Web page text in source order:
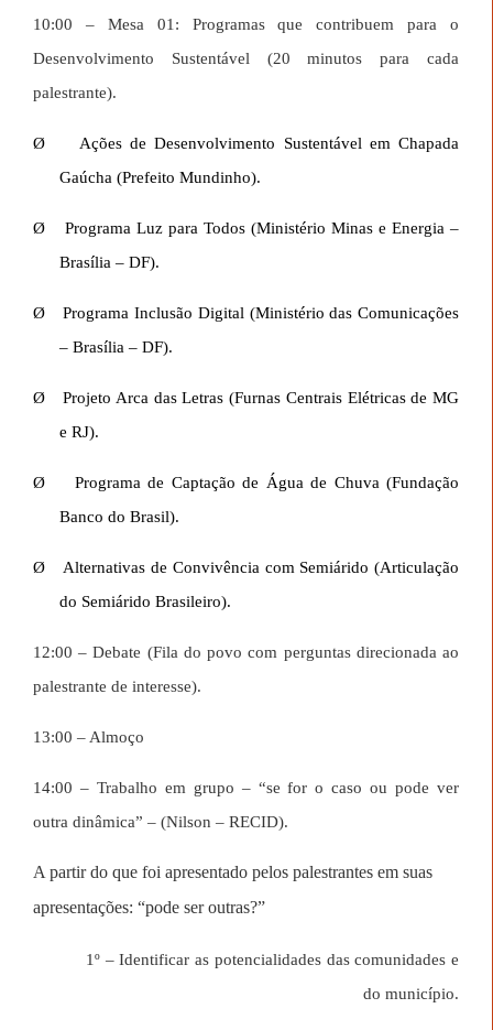
10:00 – Mesa 01: Programas que contribuem para o
Desenvolvimento Sustentável (20 minutos para cada
palestrante).
Ø
Ações de Desenvolvimento Sustentável em Chapada
Gaúcha (Prefeito Mundinho).
Ø
Programa Luz para Todos (Ministério Minas e Energia –
Brasília – DF).
Ø
Programa Inclusão Digital (Ministério das Comunicações
– Brasília – DF).
Ø
Projeto Arca das Letras (Furnas Centrais Elétricas de MG
e RJ).
Ø
Programa de Captação de Água de Chuva (Fundação
Banco do Brasil).
Ø
Alternativas de Convivência com Semiárido (Articulação
do Semiárido Brasileiro).
12:00 – Debate (Fila do povo com perguntas direcionada ao
palestrante de interesse).
13:00 – Almoço
14:00 – Trabalho em grupo – “se for o caso ou pode ver
outra dinâmica” – (Nilson – RECID).
A partir do que foi apresentado pelos palestrantes em suas
apresentações: “pode ser outras?”
1º – Identificar as potencialidades das comunidades e
do município.